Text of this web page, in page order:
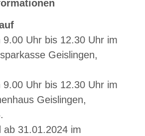
9.00 Uhr bis 12.30 Uhr im
Geislingen,
9.00 Uhr bis 12.30 Uhr im
Geislingen,
ab 31.01.2024 im